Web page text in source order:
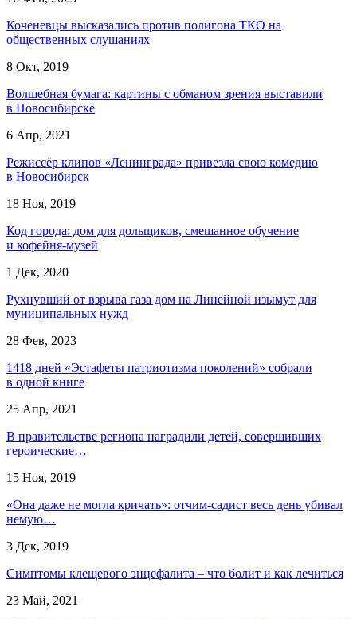
Коченевцы высказались против полигона ТКО на
общественных слушаниях
8 Окт, 2019
Волшебная бумага: картины с обманом зрения выставили
в Новосибирске
6 Апр, 2021
Режиссёр клипов «Ленинграда» привезла свою комедию
в Новосибирск
18 Ноя, 2019
Код города: дом для дольщиков, смешанное обучение
и кофейня-музей
1 Дек, 2020
Рухнувший от взрыва газа дом на Линейной изымут для
муниципальных нужд
28 Фев, 2023
1418 дней «Эстафеты патриотизма поколений» собрали
в одной книге
25 Апр, 2021
В правительстве региона наградили детей, совершивших
героические…
15 Ноя, 2019
«Она даже не могла кричать»: отчим-садист весь день убивал
немую…
3 Дек, 2019
Симптомы клещевого энцефалита – что болит и как лечиться
23 Май, 2021